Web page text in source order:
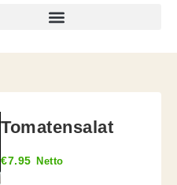
Tomatensalat
€7.95 Netto